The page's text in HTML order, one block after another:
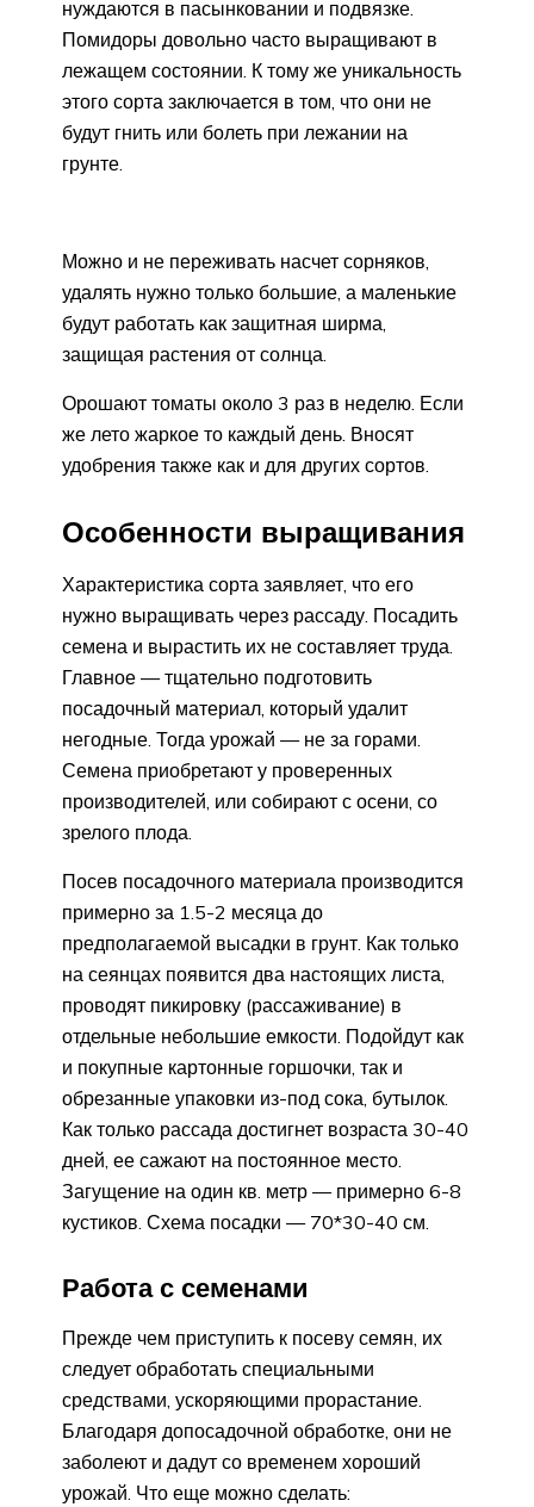
нуждаются в пасынковании и подвязке.
Помидоры довольно часто выращивают в
лежащем состоянии. К тому же уникальность
этого сорта заключается в том, что они не
будут гнить или болеть при лежании на
грунте.
Можно и не переживать насчет сорняков,
удалять нужно только большие, а маленькие
будут работать как защитная ширма,
защищая растения от солнца.
Орошают томаты около 3 раз в неделю. Если
же лето жаркое то каждый день. Вносят
удобрения также как и для других сортов.
Особенности выращивания
Характеристика сорта заявляет, что его
нужно выращивать через рассаду. Посадить
семена и вырастить их не составляет труда.
Главное — тщательно подготовить
посадочный материал, который удалит
негодные. Тогда урожай — не за горами.
Семена приобретают у проверенных
производителей, или собирают с осени, со
зрелого плода.
Посев посадочного материала производится
примерно за 1.5-2 месяца до
предполагаемой высадки в грунт. Как только
на сеянцах появится два настоящих листа,
проводят пикировку (рассаживание) в
отдельные небольшие емкости. Подойдут как
и покупные картонные горшочки, так и
обрезанные упаковки из-под сока, бутылок.
Как только рассада достигнет возраста 30-40
дней, ее сажают на постоянное место.
Загущение на один кв. метр — примерно 6-8
кустиков. Схема посадки — 70*30-40 см.
Работа с семенами
Прежде чем приступить к посеву семян, их
следует обработать специальными
средствами, ускоряющими прорастание.
Благодаря допосадочной обработке, они не
заболеют и дадут со временем хороший
урожай. Что еще можно сделать: